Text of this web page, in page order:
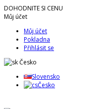
DOHODNITE SI CENU
Můj účet
Můj účet
Pokladna
Přihlásit se
Česko
Slovensko
Česko